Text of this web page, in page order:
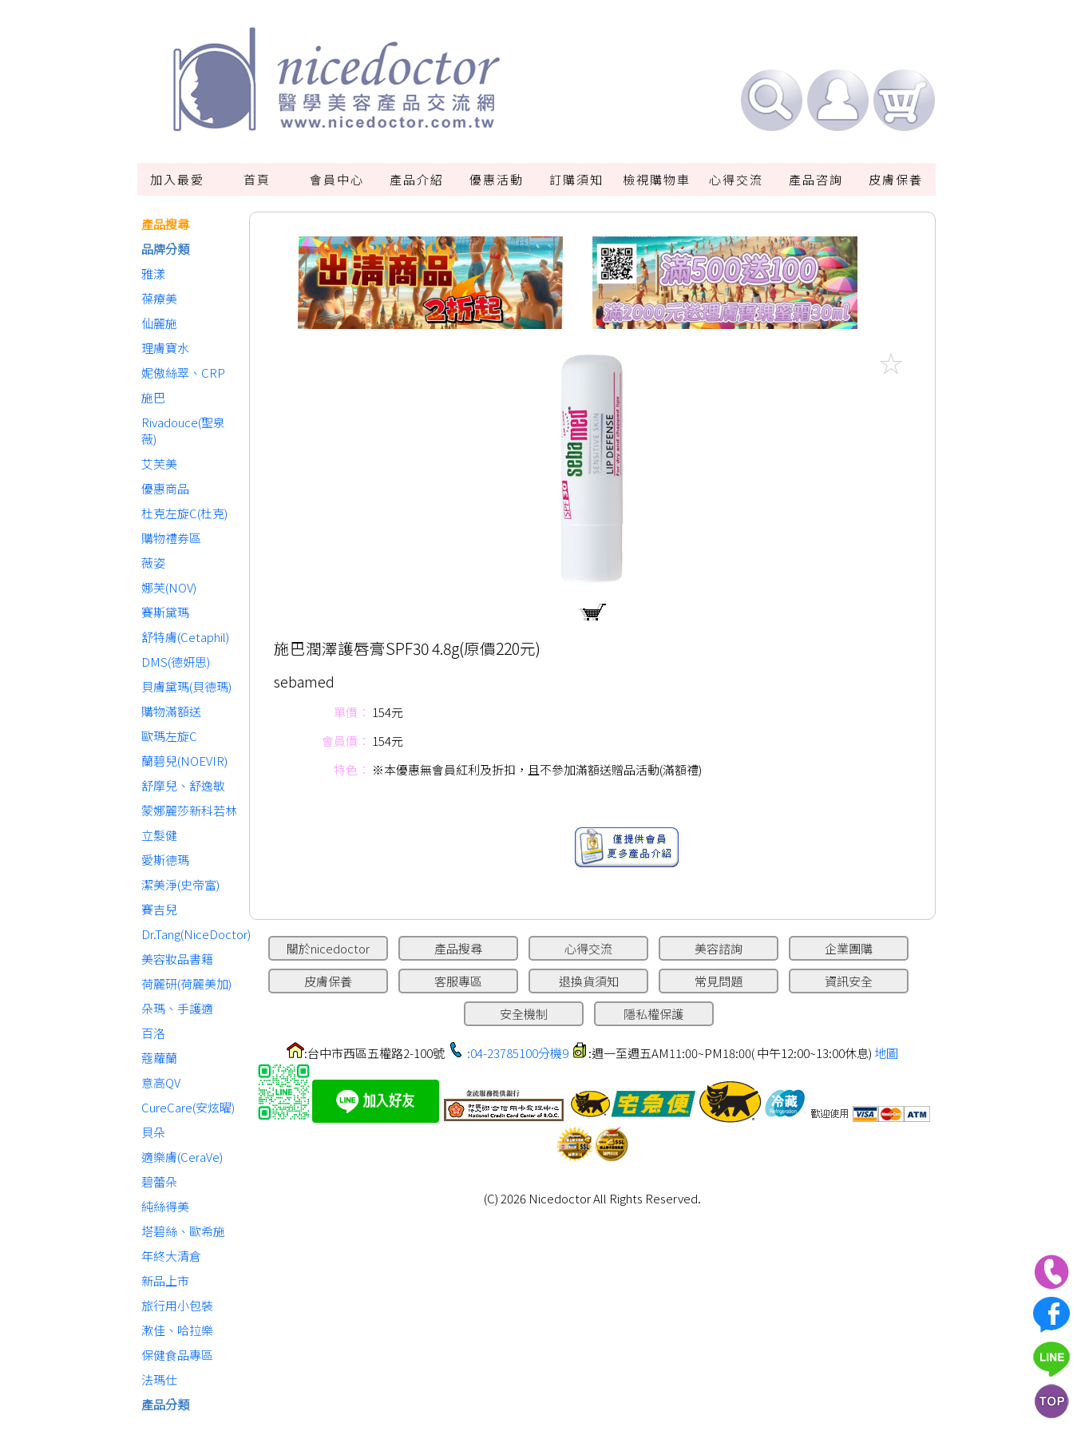
加入最愛 首頁 會員中心 產品介紹 優惠活動 訂購須知 檢視購物車 心得交流 產品咨詢 皮膚保養
產品搜尋
品牌分類
雅漾
葆療美
仙麗施
理膚寶水
妮傲絲翠、CRP
施巴
Rivadouce(聖泉
薇)
艾芙美
優惠商品
杜克左旋C(杜克)
購物禮券區
薇姿
娜芙(NOV)
賽斯黛瑪
舒特膚(Cetaphil)
DMS(德妍思)
貝膚黛瑪(貝德瑪)
購物滿額送
歐瑪左旋C
蘭碧兒(NOEVIR)
舒摩兒、舒逸敏
蒙娜麗莎新科若林
立髮健
愛斯德瑪
潔美淨(史帝富)
賽吉兒
Dr.Tang(NiceDoctor)
美容妝品書籍
荷麗研(荷麗美加)
朵瑪、手護適
百洛
蔻蘿蘭
意高QV
CureCare(安炫曜)
貝朵
適樂膚(CeraVe)
碧蕾朵
純絲得美
塔碧絲、歐希施
年終大清倉
新品上市
旅行用小包裝
漱佳、哈拉樂
保健食品專區
法瑪仕
產品分類
施巴潤澤護唇膏SPF30 4.8g(原價220元)
sebamed
單價： 154元
會員價： 154元
特色： ※本優惠無會員紅利及折扣，且不參加滿額送贈品活動(滿額禮)
關於nicedoctor 產品搜尋 心得交流 美容諮詢
企業團購
皮膚保養
客服專區 退換貨須知 常見問題
資訊安全
安全機制
隱私權保護
:台中市西區五權路2-100號 :04-23785100分機9 :週一至週五AM11:00~PM18:00( 中午12:00~13:00休息) 地圖
(C) 2026 Nicedoctor All Rights Reserved.